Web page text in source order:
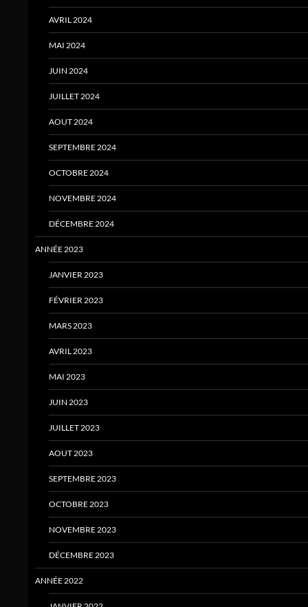
AVRIL 2024
MAI 2024
JUIN 2024
JUILLET 2024
AOUT 2024
SEPTEMBRE 2024
OCTOBRE 2024
NOVEMBRE 2024
DÉCEMBRE 2024
ANNÉE 2023
JANVIER 2023
FÉVRIER 2023
MARS 2023
AVRIL 2023
MAI 2023
JUIN 2023
JUILLET 2023
AOUT 2023
SEPTEMBRE 2023
OCTOBRE 2023
NOVEMBRE 2023
DÉCEMBRE 2023
ANNÉE 2022